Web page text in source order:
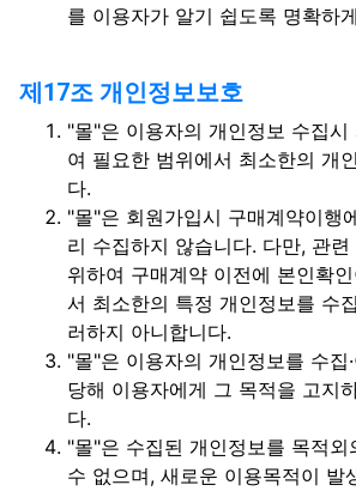
를 이용자가 알기 쉽도록 명확하
제17조 개인정보보호
"몰"은 이용자의 개인정보 수집
여 필요한 범위에서 최소한의 개
다.
"몰"은 회원가입시 구매계약이행
리 수집하지 않습니다. 다만, 관
위하여 구매계약 이전에 본인확
서 최소한의 특정 개인정보를 수
러하지 아니합니다.
"몰"은 이용자의 개인정보를 수집
당해 이용자에게 그 목적을 고지
다.
"몰"은 수집된 개인정보를 목적
수 없으며, 새로운 이용목적이 발